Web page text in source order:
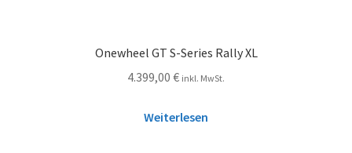
Onewheel GT S-Series Rally XL
4.399,00 € inkl. MwSt.
Weiterlesen